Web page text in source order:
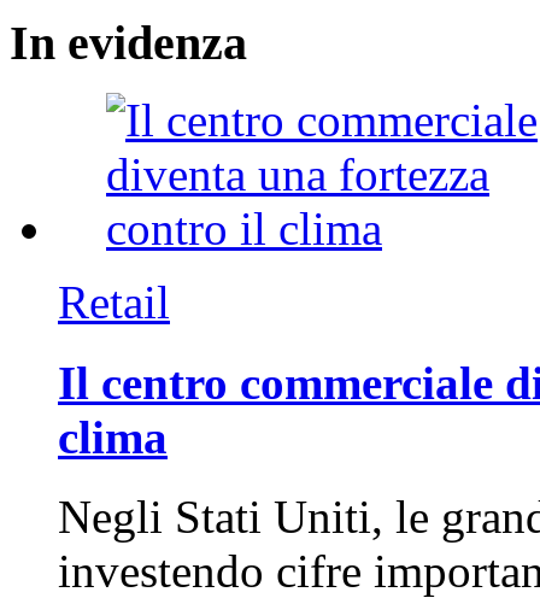
In evidenza
Retail
Il centro commerciale
clima
Negli Stati Uniti, le
investendo cifre